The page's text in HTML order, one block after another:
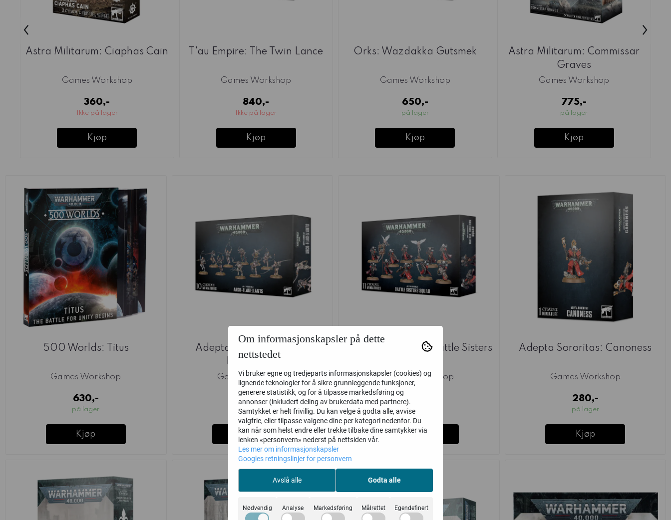
Astra Militarum: Ciaphas Cain
Games Workshop
360,-
Ikke på lager
Kjøp
T'au Empire: The Twin Lance
Games Workshop
840,-
Ikke på lager
Kjøp
Orks: Wazdakka Gutsmek
Games Workshop
650,-
på lager
Kjøp
Astra Militarum: Commissar
Graves
Games Workshop
775,-
på lager
Kjøp
‹ ›
500 Worlds: Titus
Games Workshop
630,-
på lager
Kjøp
Adepta Sororitas: Arco-
Games Workshop
470,-
Ikke på lager
Kjøp
Adepta Sororitas: Battle Sisters
Games Workshop
495,-
på lager
Kjøp
Adepta Sororitas: Canoness
Games Workshop
280,-
på lager
Kjøp
Om informasjonskapsler på dette
nettstedet
Vi bruker egne og tredjeparts informasjonskapsler (cookies) og
lignende teknologier for å sikre grunnleggende funksjoner,
generere statistikk, og for å tilpasse markedsføring og
annonser (inkludert deling av brukerdata med partnere).
Samtykket er helt frivillig. Du kan velge å godta alle, avvise
valgfrie, eller tilpasse valgene dine per kategori nedenfor. Du
kan når som helst endre eller trekke tilbake dine samtykker via
lenken «personvern» nederst på nettsiden vår.
Les mer om informasjonskapsler
Googles retningslinjer for personvern
Avslå alle Godta alle
Nødvendig Analyse Markedsføring Målrettet Egendefinert